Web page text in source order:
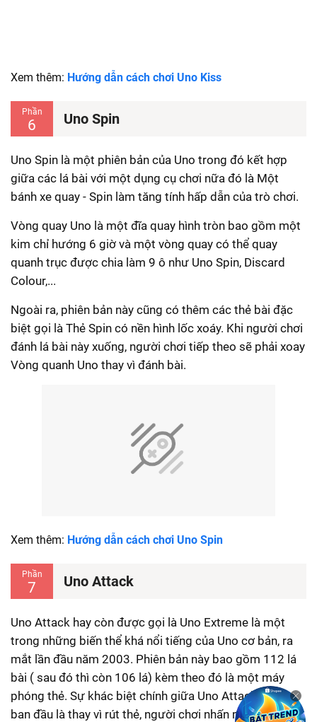
Xem thêm: Hướng dẫn cách chơi Uno Kiss
Phần
6 Uno Spin
Uno Spin là một phiên bản của Uno trong đó kết hợp
giữa các lá bài với một dụng cụ chơi nữa đó là Một
bánh xe quay - Spin làm tăng tính hấp dẫn của trò chơi.
Vòng quay Uno là một đĩa quay hình tròn bao gồm một
kim chỉ hướng 6 giờ và một vòng quay có thể quay
quanh trục được chia làm 9 ô như Uno Spin, Discard
Colour,...
Ngoài ra, phiên bản này cũng có thêm các thẻ bài đặc
biệt gọi là Thẻ Spin có nền hình lốc xoáy. Khi người chơi
đánh lá bài này xuống, người chơi tiếp theo sẽ phải xoay
Vòng quanh Uno thay vì đánh bài.
Xem thêm: Hướng dẫn cách chơi Uno Spin
Phần
7 Uno Attack
Uno Attack hay còn được gọi là Uno Extreme là một
trong những biến thể khá nổi tiếng của Uno cơ bản, ra
mắt lần đầu năm 2003. Phiên bản này bao gồm 112 lá
bài ( sau đó thì còn 106 lá) kèm theo đó là một máy
phóng thẻ. Sự khác biệt chính giữa Uno Attack và Uno
ban đầu là thay vì rút thẻ, người chơi nhấn một nút trên